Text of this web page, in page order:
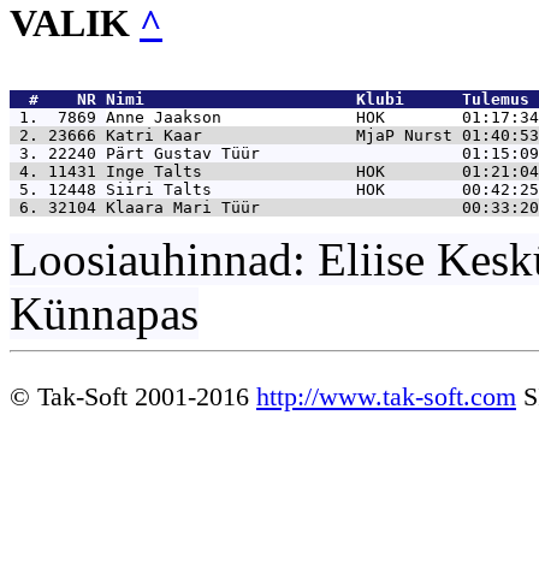
VALIK ^
  #    NR
Nimi                      Klubi
1.  7869 Anne Jaakson              HOK        01:17:34
2. 23666 Katri Kaar                MjaP Nurst 01:40:53
3. 22240 Pärt Gustav Tüür                     01:15:09
4. 11431 Inge Talts                HOK        01:21:04
5. 12448 Siiri Talts               HOK        00:42:25
6. 32104 Klaara Mari Tüür                     00:33:20
Loosiauhinnad: Eliise
Künnapas
© Tak-Soft 2001-2016 http://www.tak-soft.com